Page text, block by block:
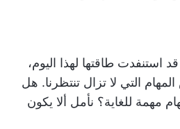
استنفدت طاقتها لهذا اليوم،
التي لا تزال تنتظرنا. هل
مهمة للغاية؟ نأمل ألا يكون